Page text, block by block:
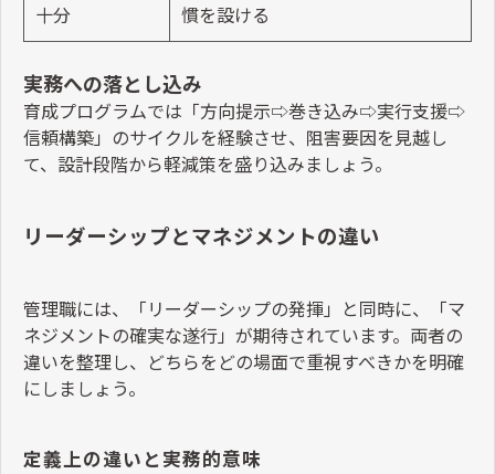
十分
慣を設ける
実務への落とし込み
育成プログラムでは「方向提示⇨巻き込み⇨実行支援⇨
信頼構築」のサイクルを経験させ、阻害要因を見越し
て、設計段階から軽減策を盛り込みましょう。
リーダーシップとマネジメントの違い
管理職には、「リーダーシップの発揮」と同時に、「マ
ネジメントの確実な遂行」が期待されています。両者の
違いを整理し、どちらをどの場面で重視すべきかを明確
にしましょう。
定義上の違いと実務的意味